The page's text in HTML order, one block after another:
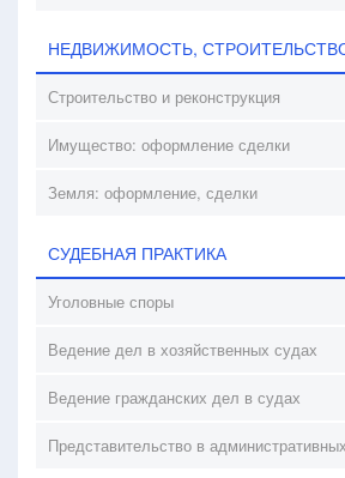
НЕДВИЖИМОСТЬ,
Строительство и реконструкция
Имущество: оформление сделки
Земля: оформление, сделки
СУДЕБНАЯ ПРАКТИКА
Уголовные споры
Ведение дел в хозяйственных судах
Ведение гражданских дел в судах
Представительство в